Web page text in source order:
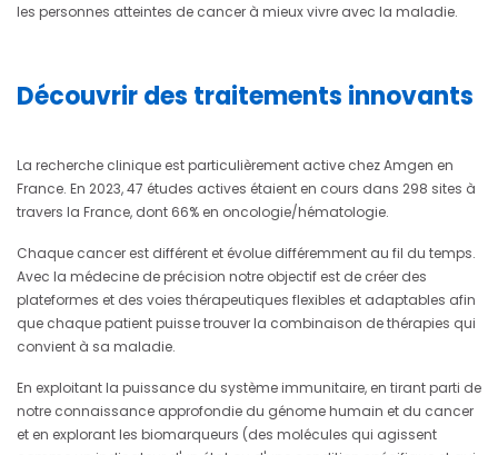
les personnes atteintes de cancer à mieux vivre avec la maladie.
Découvrir des traitements innovants
La recherche clinique est particulièrement active chez Amgen en
France. En 2023, 47 études actives étaient en cours dans 298 sites à
travers la France, dont 66% en oncologie/hématologie.
Chaque cancer est différent et évolue différemment au fil du temps.
Avec la médecine de précision notre objectif est de créer des
plateformes et des voies thérapeutiques flexibles et adaptables afin
que chaque patient puisse trouver la combinaison de thérapies qui
convient à sa maladie.
En exploitant la puissance du système immunitaire, en tirant parti de
notre connaissance approfondie du génome humain et du cancer
et en explorant les biomarqueurs (des molécules qui agissent